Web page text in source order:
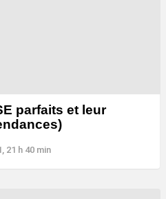
parfaits et leur
21 h 40 min